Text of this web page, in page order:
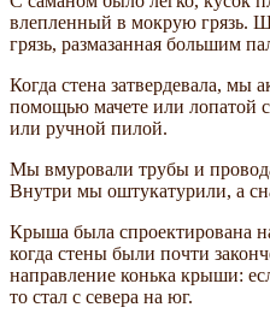
влепленный в мокрую грязь.
грязь, размазанная большим
Когда стена затвердевала, мы
помощью мачете или лопатой
или ручной пилой.
Мы вмуровали трубы и
Внутри мы оштукатурили, а
Крыша была спроектирована
когда стены были почти
направление конька крыши:
то стал с севера на юг.